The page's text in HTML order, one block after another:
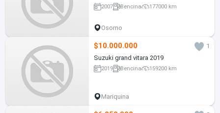
2007 Bencina 177000 km
Osorno
$10.000.000
1
Suzuki grand vitara 2019
2019 Bencina 159200 km
Mariquina